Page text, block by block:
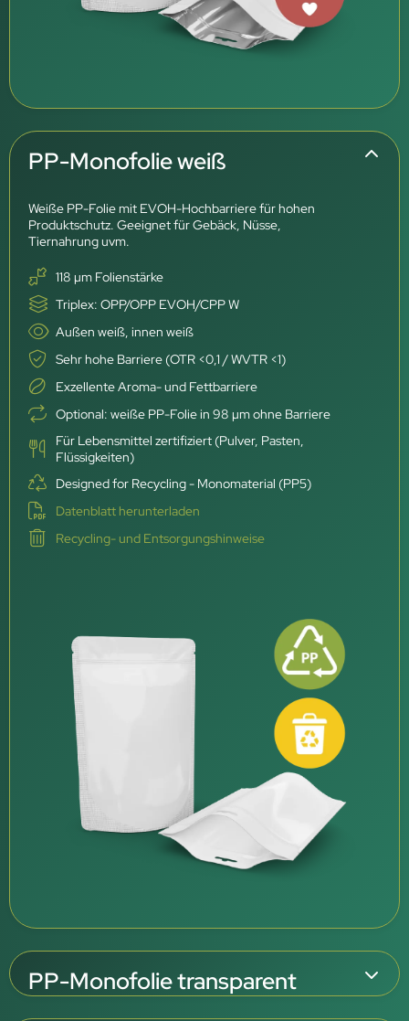
PP-Monofolie weiß
Weiße PP-Folie mit EVOH-Hochbarriere für hohen
Produktschutz. Geeignet für Gebäck, Nüsse,
Tiernahrung uvm.
118 µm Folienstärke
Triplex: OPP/OPP EVOH/CPP W
Außen weiß, innen weiß
Sehr hohe Barriere (OTR <0,1 / WVTR <1)
Exzellente Aroma- und Fettbarriere
Optional: weiße PP-Folie in 98 µm ohne Barriere
Für Lebensmittel zertifiziert (Pulver, Pasten,
Flüssigkeiten)
Designed for Recycling - Monomaterial (PP5)
Datenblatt herunterladen
Recycling- und Entsorgungshinweise
PP-Monofolie transparent